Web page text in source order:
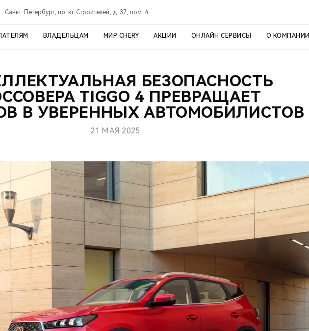
Санкт-Петербург, пр-кт. Строителей, д. 37, пом. 4
ВЛАДЕЛЬЦАМ МИР CHERY АКЦИИ ОНЛАЙН СЕРВИСЫ О КОМПАНИИ
БЕЗОПАСНОСТЬ
TIGGO 4 ПРЕВРАЩАЕТ
В УВЕРЕННЫХ АВТОМОБИЛИСТОВ
21 МАЯ 2025